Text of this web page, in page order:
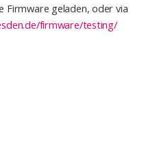
Firmware geladen, oder via
firmware/testing/